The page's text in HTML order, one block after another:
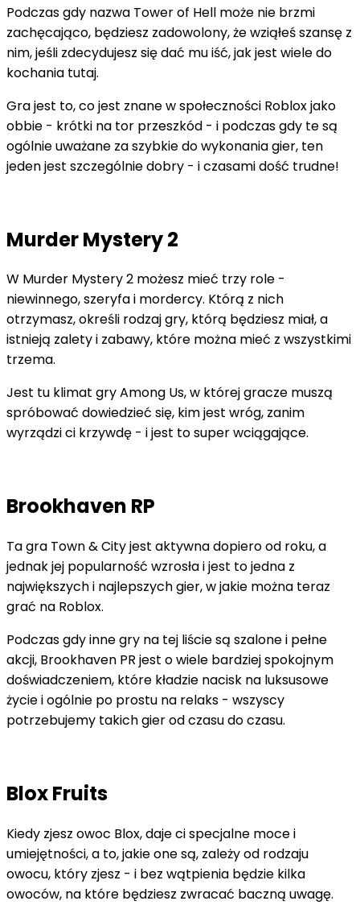
Podczas gdy nazwa Tower of Hell może nie brzmi
zachęcająco, będziesz zadowolony, że wziąłeś szansę z
nim, jeśli zdecydujesz się dać mu iść, jak jest wiele do
kochania tutaj.
Gra jest to, co jest znane w społeczności Roblox jako
obbie - krótki na tor przeszkód - i podczas gdy te są
ogólnie uważane za szybkie do wykonania gier, ten
jeden jest szczególnie dobry - i czasami dość trudne!
Murder Mystery 2
W Murder Mystery 2 możesz mieć trzy role -
niewinnego, szeryfa i mordercy. Którą z nich
otrzymasz, określi rodzaj gry, którą będziesz miał, a
istnieją zalety i zabawy, które można mieć z wszystkimi
trzema.
Jest tu klimat gry Among Us, w której gracze muszą
spróbować dowiedzieć się, kim jest wróg, zanim
wyrządzi ci krzywdę - i jest to super wciągające.
Brookhaven RP
Ta gra Town & City jest aktywna dopiero od roku, a
jednak jej popularność wzrosła i jest to jedna z
największych i najlepszych gier, w jakie można teraz
grać na Roblox.
Podczas gdy inne gry na tej liście są szalone i pełne
akcji, Brookhaven PR jest o wiele bardziej spokojnym
doświadczeniem, które kładzie nacisk na luksusowe
życie i ogólnie po prostu na relaks - wszyscy
potrzebujemy takich gier od czasu do czasu.
Blox Fruits
Kiedy zjesz owoc Blox, daje ci specjalne moce i
umiejętności, a to, jakie one są, zależy od rodzaju
owocu, który zjesz - i bez wątpienia będzie kilka
owoców, na które będziesz zwracać baczną uwagę.